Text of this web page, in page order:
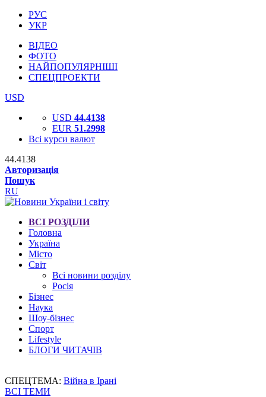
РУС
УКР
ВІДЕО
ФОТО
НАЙПОПУЛЯРНІШІ
СПЕЦПРОЕКТИ
USD
USD 44.4138
EUR 51.2998
Всі курси валют
44.4138
Авторизація
Пошук
RU
ВСІ РОЗДІЛИ
Головна
Україна
Місто
Світ
Всі новини розділу
Росія
Бізнес
Наука
Шоу-бізнес
Спорт
Lifestyle
БЛОГИ ЧИТАЧІВ
СПЕЦТЕМА: Війна в Ірані
ВСІ ТЕМИ